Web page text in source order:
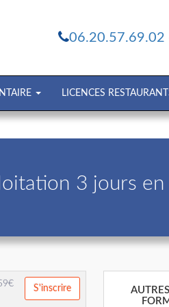
06.20.57.69.02
LICENCES
3 jours
€ S'inscrire